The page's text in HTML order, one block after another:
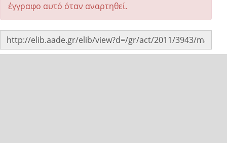
έγγραφο αυτό όταν αναρτηθεί.